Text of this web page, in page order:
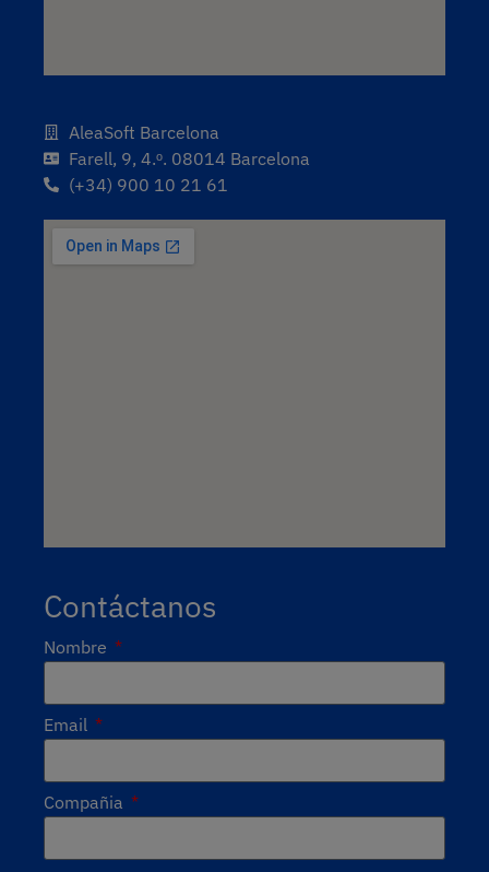
AleaSoft Barcelona
Farell, 9, 4.ᵒ. 08014 Barcelona
(+34) 900 10 21 61
Contáctanos
Nombre
Email
Compañia